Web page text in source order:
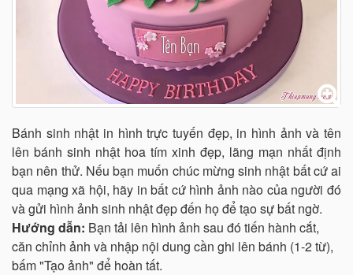
Bánh sinh nhật in hình trực tuyến đẹp, in hình ảnh và tên
lên bánh sinh nhật hoa tím xinh đẹp, lãng mạn nhất định
bạn nên thử. Nếu bạn muốn chúc mừng sinh nhật bất cứ ai
qua mạng xã hội, hãy in bất cứ hình ảnh nào của người đó
và gửi hình ảnh sinh nhật đẹp đến họ để tạo sự bất ngờ.
Hướng dẫn: Bạn tải lên hình ảnh sau đó tiến hành cắt,
căn chỉnh ảnh và nhập nội dung cần ghi lên bánh (1-2 từ),
bấm "Tạo ảnh" để hoàn tất.